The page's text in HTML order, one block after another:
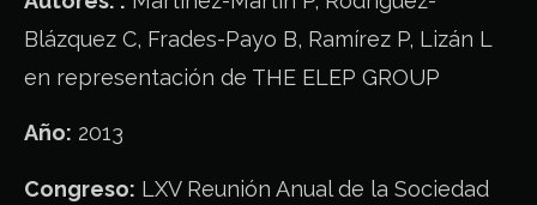
Blázquez C, Frades-Payo B, Ramírez P, Lizán L
en representación de THE ELEP GROUP
Año: 2013
Congreso: LXV Reunión Anual de la Sociedad